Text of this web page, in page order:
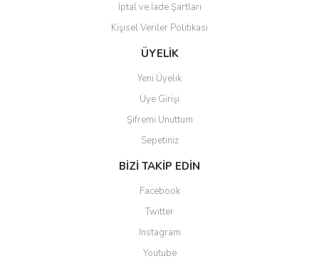
İptal ve İade Şartları
Kişisel Veriler Politikası
ÜYELİK
Yeni Üyelik
Üye Girişi
Şifremi Unuttum
Sepetiniz
BİZİ TAKİP EDİN
Facebook
Twitter
Instagram
Youtube